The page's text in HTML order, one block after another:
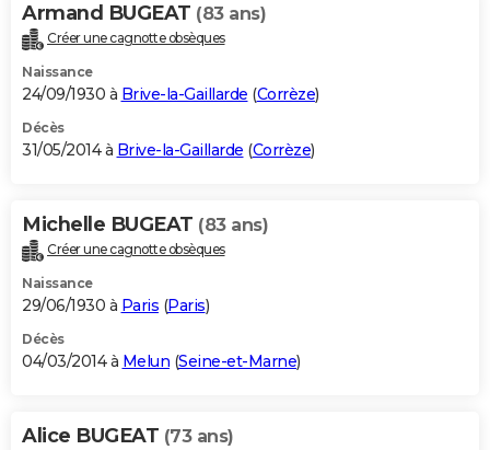
Armand BUGEAT (83 ans)
Créer une cagnotte obsèques
Naissance
24/09/1930 à Brive-la-Gaillarde (Corrèze)
Décès
31/05/2014 à Brive-la-Gaillarde (Corrèze)
Michelle BUGEAT (83 ans)
Créer une cagnotte obsèques
Naissance
29/06/1930 à Paris (Paris)
Décès
04/03/2014 à Melun (Seine-et-Marne)
Alice BUGEAT (73 ans)